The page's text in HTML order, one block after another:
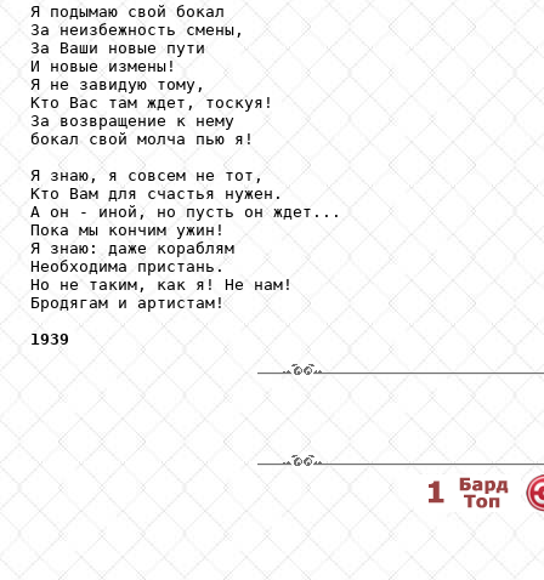
Я подымаю свой бокал
За неизбежность смены,
За Ваши новые пути
И новые измены!
Я не завидую тому,
Кто Вас там ждет, тоскуя!
За возвращение к нему
бокал свой молча пью я!
Я знаю, я совсем не тот,
Кто Вам для счастья нужен.
А он - иной, но пусть он ждет...
Пока мы кончим ужин!
Я знаю: даже кораблям
Необходима пристань.
Но не таким, как я! Не нам!
Бродягам и артистам!
1939